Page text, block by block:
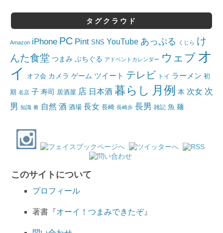
タグクラウド
Amazon iPhone PC Pint SNS YouTube あっぷる くじら け
んた食堂 つまみ ぷちぐる アドベントカレンダー ウェブ オ
イ
オフ会 カメラ ゲーム ツイート テレビ トイ ラーメン 初
期 名店 子 寿司 居酒屋 店 日本酒 暮らし 月例 本 次女 次
男 知識 肴 自然 酒 酒場 長女 長崎 長崎弁 長男 雑記 魚 麺
このサイトについて
プロフィール
著書『オーイ！つまみできたぞ』